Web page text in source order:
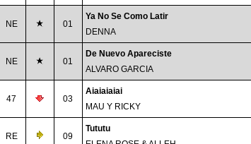
NE 01
Ya No Se Como Latir
DENNA
NE 01
De Nuevo Apareciste
ALVARO GARCIA
47 03
Aiaiaiaiai
MAU Y RICKY
RE 09
Tututu